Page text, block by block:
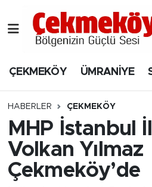
ÇEKMEKÖY ÜMRANİYE
HABERLER ÇEKMEKÖY
MHP İstanbul
Volkan Yılmaz
Çekmeköy’de
Nöbetçi Eczaneler
Hava Durumu
Namaz Vakitleri
Trafik Durumu
Süper Lig Puan Durumu